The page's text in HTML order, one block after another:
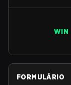
WIN
FORMULÁRIO